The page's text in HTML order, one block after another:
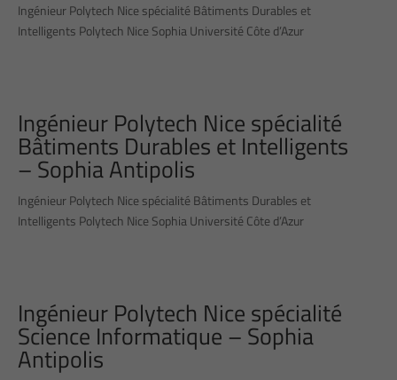
Ingénieur Polytech Nice spécialité Bâtiments Durables et
Intelligents Polytech Nice Sophia Université Côte d’Azur
Ingénieur Polytech Nice spécialité
Bâtiments Durables et Intelligents
– Sophia Antipolis
Ingénieur Polytech Nice spécialité Bâtiments Durables et
Intelligents Polytech Nice Sophia Université Côte d’Azur
Ingénieur Polytech Nice spécialité
Science Informatique – Sophia
Antipolis